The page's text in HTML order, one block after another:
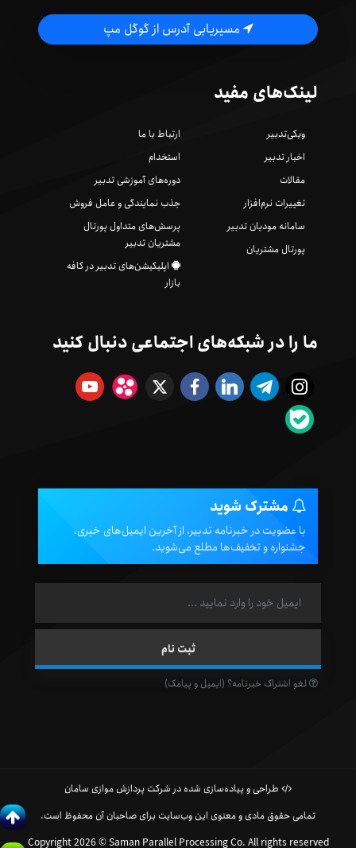
مسیریابی آدرس از گوگل مپ
لینک‌های مفید
ویکی‌تدبیر
اخبار تدبیر
مقالات
تغییرات نرم‌افزار
سامانه مودیان تدبیر
پورتال مشتریان
ارتباط با ما
استخدام
دوره‌های آموزشی تدبیر
جذب نمایندگی و عامل فروش
پرسش‌های متداول پورتال
مشتریان تدبیر
اپلیکیشن‌های تدبیر در کافه
بازار
ما را در شبکه‌های اجتماعی دنبال کنید
مشترک شوید
با عضویت در خبرنامه تدبیر، از آخرین ایمیل‌های خبری،
جشنواره و تخفیف‌ها مطلع می‌شوید.
لغو اشتراک خبرنامه؟ (ایمیل و پیامک)
طراحی و پیاده‌سازی شده در شرکت پردازش موازی سامان
تمامی حقوق مادی و معنوی این وب‌سایت برای صاحبان آن محفوظ است.
Copyright 2026 © Saman Parallel Processing Co. All rights reserved